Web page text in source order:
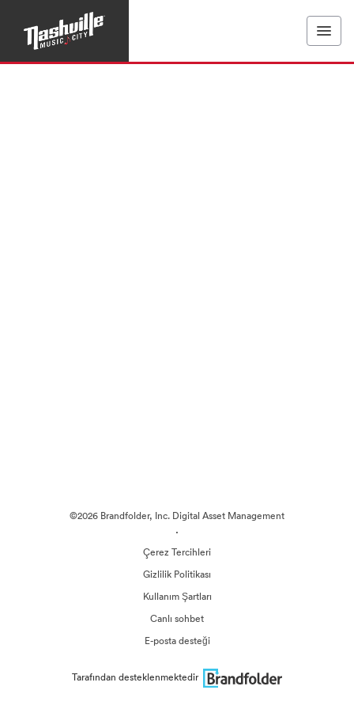
©2026 Brandfolder, Inc. Digital Asset Management
·
Çerez Tercihleri
Gizlilik Politikası
Kullanım Şartları
Canlı sohbet
E-posta desteği
Tarafından desteklenmektedir